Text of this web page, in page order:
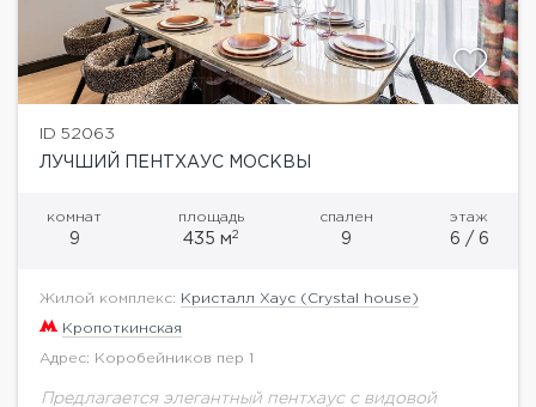
ID 52063
ЛУЧШИЙ ПЕНТХАУС МОСКВЫ
комнат
9
площадь
435 м2
спален
9
этаж
6 / 6
Жилой комплекс: Кристалл Хаус (Crystal house)
Кропоткинская
Адрес: Коробейников пер 1
Предлагается элегантный пентхаус с видовой